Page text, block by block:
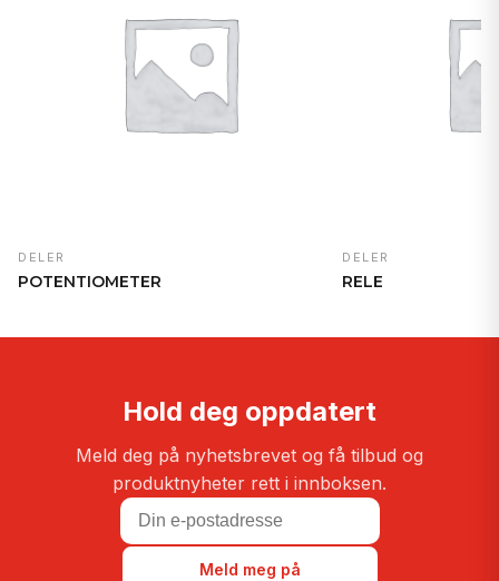
DELER
POTENTIOMETER
DELER
RELE
Hold deg oppdatert
Meld deg på nyhetsbrevet og få tilbud og
produktnyheter rett i innboksen.
Meld meg på